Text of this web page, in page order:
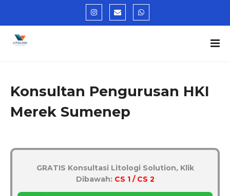
Konsultan Pengurusan HKI
Merek Sumenep
GRATIS Konsultasi Litologi Solution, Klik
Dibawah: CS 1 / CS 2